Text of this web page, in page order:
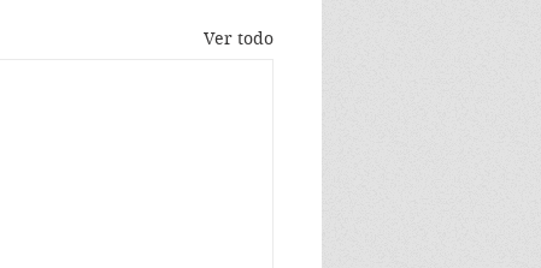
Ver todo